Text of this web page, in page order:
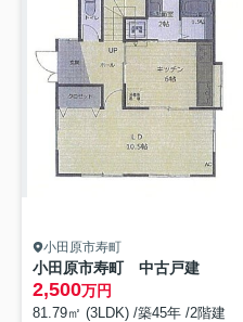
小田原市寿町
小田原市寿町 中古戸建
2,500万円
81.79㎡ (3LDK) /築45年 /2階建